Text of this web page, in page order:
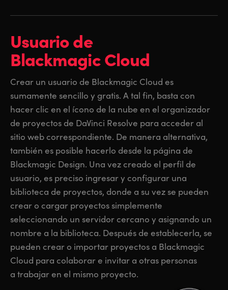
Usuario de
Blackmagic Cloud
Crear un usuario de Blackmagic Cloud es
sumamente sencillo y gratis. A tal fin, basta con
hacer clic en el ícono de la nube en el organizador
de proyectos de DaVinci Resolve para acceder al
sitio web correspondiente. De manera alternativa,
también es posible hacerlo desde la página de
Blackmagic Design. Una vez creado el perfil de
usuario, es preciso ingresar y configurar una
biblioteca de proyectos, donde a su vez se pueden
crear o cargar proyectos simplemente
seleccionando un servidor cercano y asignando un
nombre a la biblioteca. Después de establecerla, se
pueden crear o importar proyectos a Blackmagic
Cloud para colaborar e invitar a otras personas
a trabajar en el mismo proyecto.